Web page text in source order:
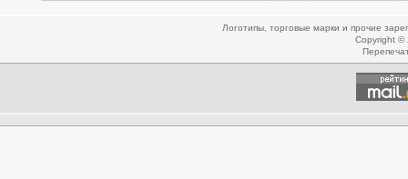
Логотипы, торговые марки и прочие
Copyright ©